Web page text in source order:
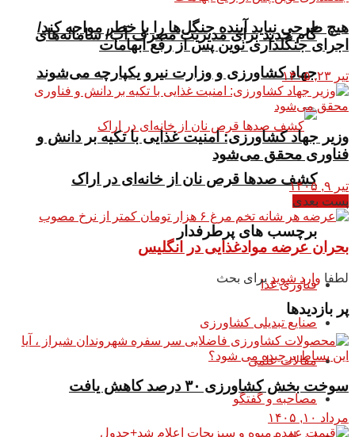
گام جدید برای مدیریت مصرف آب/ سامانه‌های
جهاد کشاورزی و وزارت نیرو یکپارچه می‌شوند
کشف صدها قرص نان از خانه‌ای در اراک
برچسب های پرطرفدار
فناوری غذا
صنایع تبدیلی کشاورزی
مقالات علمی
مصاحبه و گفتگو
هیچ طرحی نباید آینده جنگل‌ها را با خطر مواجه کند/
اجرای جنگلداری نوین پس از رفع ابهامات
تیر ۲۳, ۱۴۰۵
وزیر جهاد کشاورزی: امنیت غذایی با تکیه بر دانش و
فناوری محقق می‌شود
تیر ۹, ۱۴۰۵
پست بعدی
بحران عرضه موادغذایی در انگلیس
لطفا وارد شوید برای بحث
پر بازدیدها
سوخت بخش کشاورزی ۳۰ درصد کاهش یافت
مرداد ۱۰, ۱۴۰۵